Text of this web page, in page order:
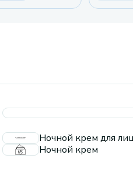
Ночной крем для
Ночной крем